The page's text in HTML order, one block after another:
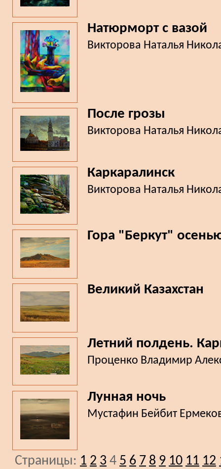
Натюрморт с вазой
Викторова Наталья
После грозы
Викторова Наталья
Каркаралинск
Викторова Наталья
Гора "Беркут"
Великий Казахстан
Летний полдень.
Проценко Владимир
Лунная ночь
Мустафин Бейбит
Страницы: 1 2 3 4 5 6 7 8 9 10 11 12